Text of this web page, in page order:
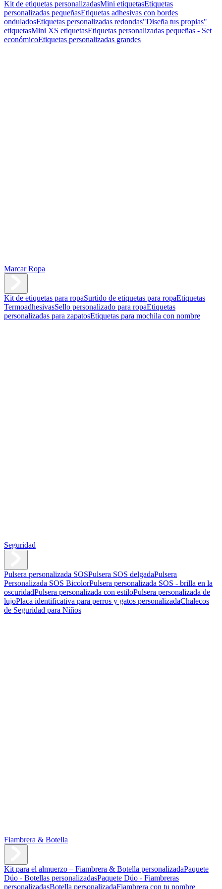
Kit de etiquetas personalizadasMini etiquetasEtiquetas
personalizadas pequeñasEtiquetas adhesivas con bordes
onduladosEtiquetas personalizadas redondas"Diseña tus propias"
etiquetasMini XS etiquetasEtiquetas personalizadas pequeñas - Set
económicoEtiquetas personalizadas grandes
Marcar Ropa
Kit de etiquetas para ropaSurtido de etiquetas para ropaEtiquetas
TermoadhesivasSello personalizado para ropaEtiquetas
personalizadas para zapatosEtiquetas para mochila con nombre
Seguridad
Pulsera personalizada SOSPulsera SOS delgadaPulsera
Personalizada SOS BicolorPulsera personalizada SOS - brilla en la
oscuridadPulsera personalizada con estiloPulsera personalizada de
lujoPlaca identificativa para perros y gatos personalizadaChalecos
de Seguridad para Niños
Fiambrera & Botella
Kit para el almuerzo – Fiambrera & Botella personalizadaPaquete
Dúo - Botellas personalizadasPaquete Dúo - Fiambreras
personalizadasBotella personalizadaFiambrera con tu nombre